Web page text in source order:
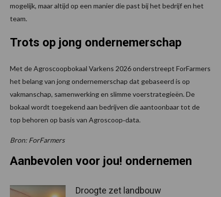
mogelijk, maar altijd op een manier die past bij het bedrijf en het
team.
Trots op jong ondernemerschap
Met de Agroscoopbokaal Varkens 2026 onderstreept ForFarmers
het belang van jong ondernemerschap dat gebaseerd is op
vakmanschap, samenwerking en slimme voerstrategieën. De
bokaal wordt toegekend aan bedrijven die aantoonbaar tot de
top behoren op basis van Agroscoop‑data.
Bron: ForFarmers
Aanbevolen voor jou! ondernemen
Droogte zet landbouw